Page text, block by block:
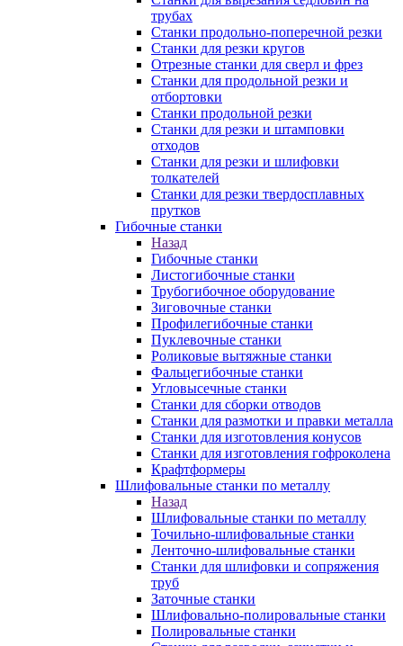
трубаx
Станки продольно-поперечной резки
Станки для резки кругов
Отрезные станки для сверл и фрез
Станки для продольной резки и
отбортовки
Станки продольной резки
Станки для резки и штамповки
отходов
Станки для резки и шлифовки
толкателей
Станки для резки твердосплавных
прутков
Гибочные станки
Назад
Гибочные станки
Листогибочные станки
Трубогибочное оборудование
Зиговочные станки
Профилегибочные станки
Пуклевочные станки
Роликовые вытяжные станки
Фальцегибочные станки
Угловысечные станки
Станки для сборки отводов
Станки для размотки и правки металла
Станки для изготовления конусов
Станки для изготовления гофроколена
Крафтформеры
Шлифовальные станки по металлу
Назад
Шлифовальные станки по металлу
Точильно-шлифовальные станки
Ленточно-шлифовальные станки
Станки для шлифовки и сопряжения
труб
Заточные станки
Шлифовально-полировальные станки
Полировальные станки